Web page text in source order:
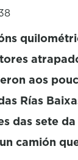
aos
Rías
das sete
camión